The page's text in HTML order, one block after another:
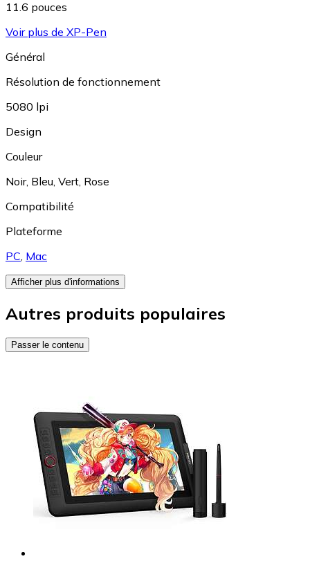
11.6 pouces
Voir plus de XP-Pen
Général
Résolution de fonctionnement
5080 lpi
Design
Couleur
Noir, Bleu Vert Rose
Compatibilité
Plateforme
PC Mac
Afficher plus d'informations
Autres produits populaires
Passer le contenu